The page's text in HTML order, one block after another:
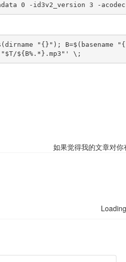
0 -id3v2_version 3 -acodec
"{}"); B=$(basename
${B%.*}.mp3"' \;
如果觉得我的文章对